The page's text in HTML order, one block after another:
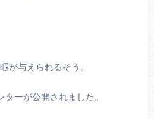
が与えられるそう。
ーが公開されました。